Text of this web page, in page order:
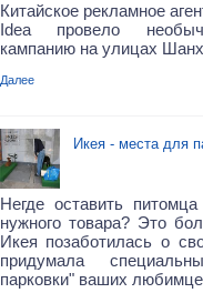
Китайское рекламное
Idea провело
кампанию на улицах
Далее
Икея - места для
Негде оставить
нужного товара? Это
Икея позаботилась о
придумала
парковки" ваших